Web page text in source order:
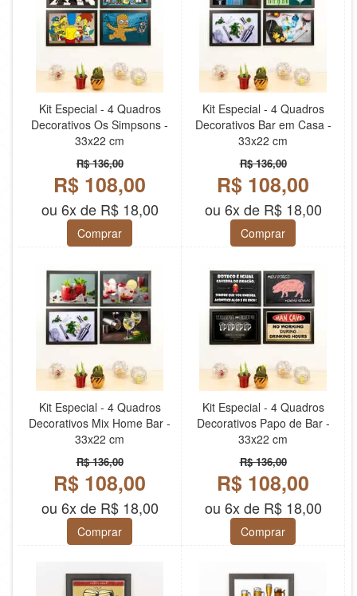
Kit Especial - 4 Quadros
Decorativos Os Simpsons -
33x22 cm
R$ 136,00
R$ 108,00
ou 6x de R$ 18,00
Comprar
Kit Especial - 4 Quadros
Decorativos Bar em Casa -
33x22 cm
R$ 136,00
R$ 108,00
ou 6x de R$ 18,00
Comprar
Kit Especial - 4 Quadros
Decorativos Mix Home Bar -
33x22 cm
R$ 136,00
R$ 108,00
ou 6x de R$ 18,00
Comprar
Kit Especial - 4 Quadros
Decorativos Papo de Bar -
33x22 cm
R$ 136,00
R$ 108,00
ou 6x de R$ 18,00
Comprar